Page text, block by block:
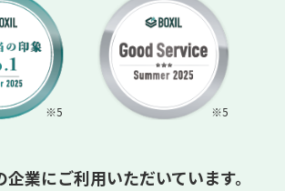
※5 ※5
業にご利用いただいています。